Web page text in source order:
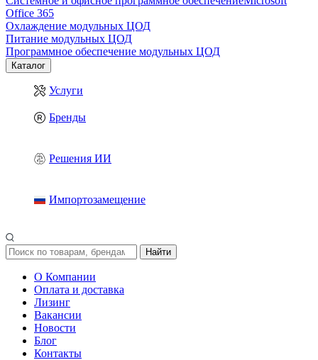
Office 365
Охлаждение модульных ЦОД
Питание модульных ЦОД
Программное обеспечение модульных ЦОД
Каталог
Услуги
Бренды
Решения ИИ
Импортозамещение
Найти
О Компании
Оплата и доставка
Лизинг
Вакансии
Новости
Блог
Контакты